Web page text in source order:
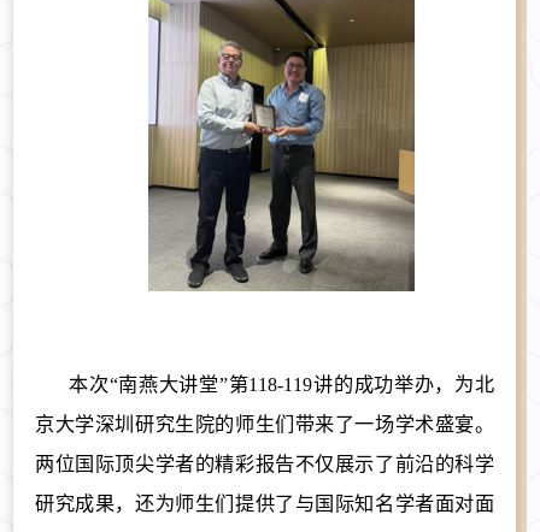
本次“南燕大讲堂”第118-119讲的成功举办，为北
京大学深圳研究生院的师生们带来了一场学术盛宴。
两位国际顶尖学者的精彩报告不仅展示了前沿的科学
研究成果，还为师生们提供了与国际知名学者面对面